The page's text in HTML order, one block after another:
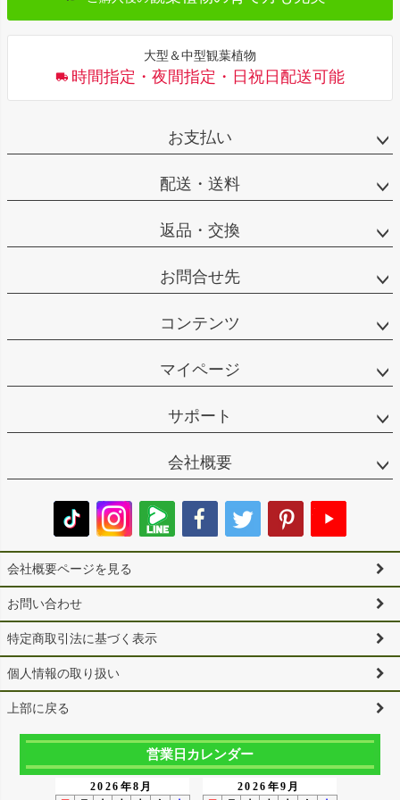
大型＆中型観葉植物
時間指定・夜間指定・日祝日配送可能
お支払い
配送・送料
返品・交換
お問合せ先
コンテンツ
マイページ
サポート
会社概要
会社概要ページを見る
お問い合わせ
特定商取引法に基づく表示
個人情報の取り扱い
上部に戻る
営業日カレンダー